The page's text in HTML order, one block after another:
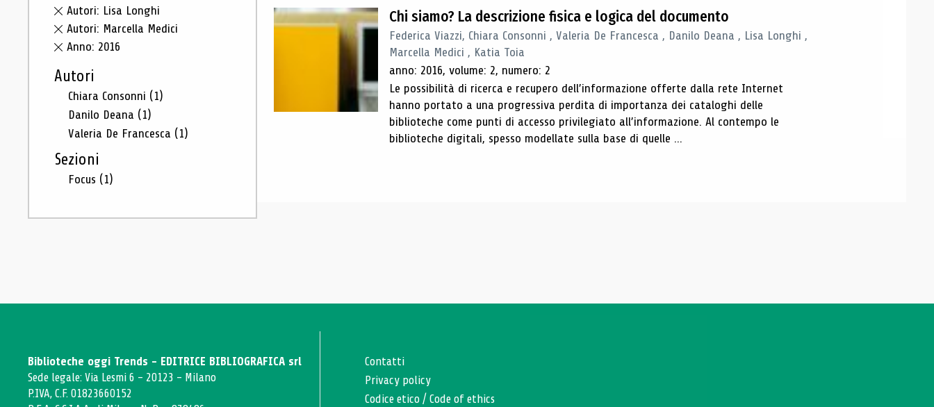
Autori: Lisa Longhi
Autori: Marcella Medici
Anno: 2016
Autori
Chiara Consonni (1)
Danilo Deana (1)
Valeria De Francesca (1)
Sezioni
Focus (1)
Chi siamo? La descrizione fisica e logica del documento
Federica Viazzi, Chiara Consonni , Valeria De Francesca , Danilo Deana , Lisa Longhi ,
Marcella Medici , Katia Toia
anno: 2016, volume: 2, numero: 2
Le possibilità di ricerca e recupero dell’informazione offerte dalla rete Internet
hanno portato a una progressiva perdita di importanza dei cataloghi delle
biblioteche come punti di accesso privilegiato all’informazione. Al contempo le
biblioteche digitali, spesso modellate sulla base di quelle ...
Biblioteche oggi Trends - EDITRICE BIBLIOGRAFICA srl
Sede legale: Via Lesmi 6 - 20123 - Milano
P.IVA, C.F. 01823660152
Contatti
Privacy policy
Codice etico /Code of ethics